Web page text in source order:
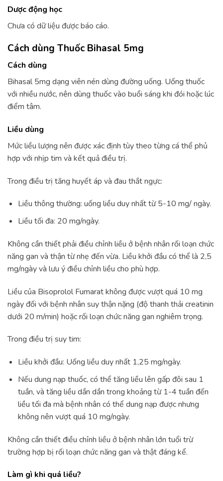
Dược động học
Chưa có dữ liệu được báo cáo.
Cách dùng Thuốc Bihasal 5mg
Cách dùng
Bihasal 5mg dạng viên nén dùng đường uống. Uống thuốc
với nhiều nước, nên dùng thuốc vào buổi sáng khi đói hoặc lúc
điểm tâm.
Liều dùng
Mức liều lượng nên được xác định tùy theo từng cá thể phủ
hợp với nhịp tim và kết quả điều trị.
Trong điều trị tăng huyết áp và đau thắt ngực:
Liều thông thường: uống liều duy nhất từ 5-10 mg/ ngày.
Liều tối đa: 20 mg/ngày.
Không cần thiết phải điều chỉnh liều ở bệnh nhân rối loạn chức
năng gan và thận từ nhẹ đến vừa. Liều khởi đầu có thể là 2,5
mg/ngày và lưu ý điều chỉnh liều cho phù hợp.
Liều của Bisoprolol Fumarat không được vượt quá 10 mg
ngày đối với bệnh nhân suy thận nặng (độ thanh thải creatinin
dưới 20 m/min) hoặc rối loạn chức năng gan nghiêm trọng.
Trong điều trị suy tim:
Liều khởi đầu: Uống liều duy nhất 1,25 mg/ngày.
Nếu dung nạp thuốc, có thể tăng liều lên gấp đôi sau 1
tuần, và tăng liều dần dần trong khoảng từ 1-4 tuần đến
liều tối đa mà bệnh nhân có thể dung nạp được nhưng
không nên vượt quá 10 mg/ngày.
Không cần thiết điều chỉnh liều ở bệnh nhân lớn tuổi trừ
trường hợp bị rối loạn chức năng gan và thật đáng kể.
Làm gì khi quá liều?